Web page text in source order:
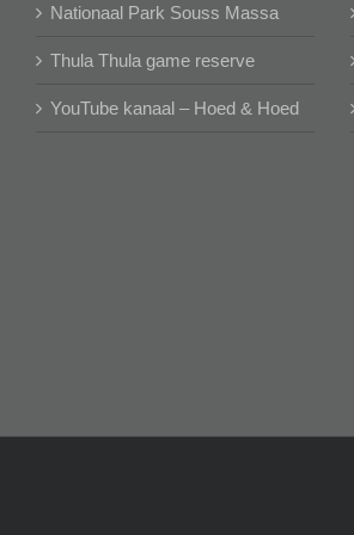
Nationaal Park Souss Massa
Thula Thula game reserve
YouTube kanaal – Hoed & Hoed